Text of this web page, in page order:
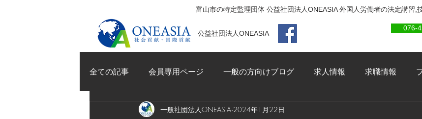
富山市の特定監理団体 公益社団法人ONEASIA 外国人労働者の法定講習,
公益社団法人ONEASIA
076-
全ての記事 会員専用ページ 一般の方向けブログ 求人情報 求職情報
一般社団法人ONEASIA 2024年1月22日